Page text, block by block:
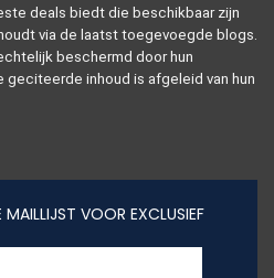
deals biedt die beschikbaar zijn
via de laatst toegevoegde blogs.
beschermd door hun
inhoud is afgeleid van hun
VOOR EXCLUSIEF